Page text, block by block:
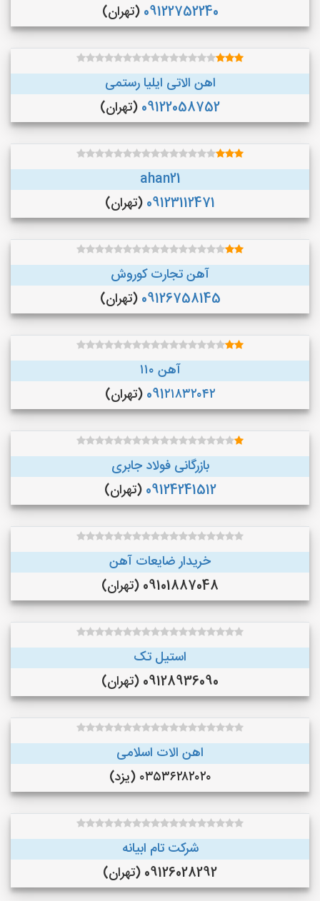
09122752240 (تهران)
اهن الاتی ایلیا رستمی
09122058752 (تهران)
ahan21
09123112471 (تهران)
آهن تجارت کوروش
09126758145 (تهران)
آهن ۱۱۰
091۲۱۸۳۲۰۴۲ (تهران)
بازرگانی فولاد جابری
09124241512 (تهران)
خریدار ضایعات آهن
09101887048 (تهران)
استیل تک
09128936090 (تهران)
اهن الات اسلامی
۰۳۵۳۶۲۸۲۰۲۰ (یزد)
شرکت تام ابیانه
09126028292 (تهران)